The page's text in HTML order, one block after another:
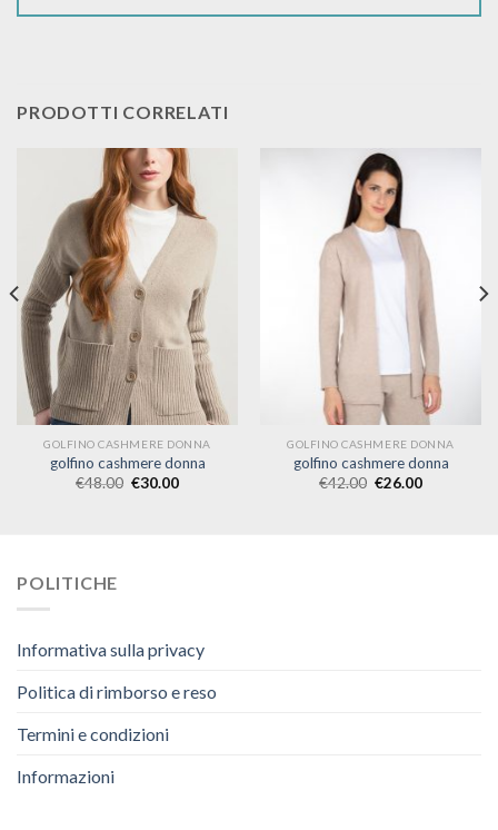
PRODOTTI CORRELATI
GOLFINO CASHMERE DONNA
golfino cashmere donna
€48.00 €30.00
GOLFINO CASHMERE DONNA
golfino cashmere donna
€42.00 €26.00
POLITICHE
Informativa sulla privacy
Politica di rimborso e reso
Termini e condizioni
Informazioni